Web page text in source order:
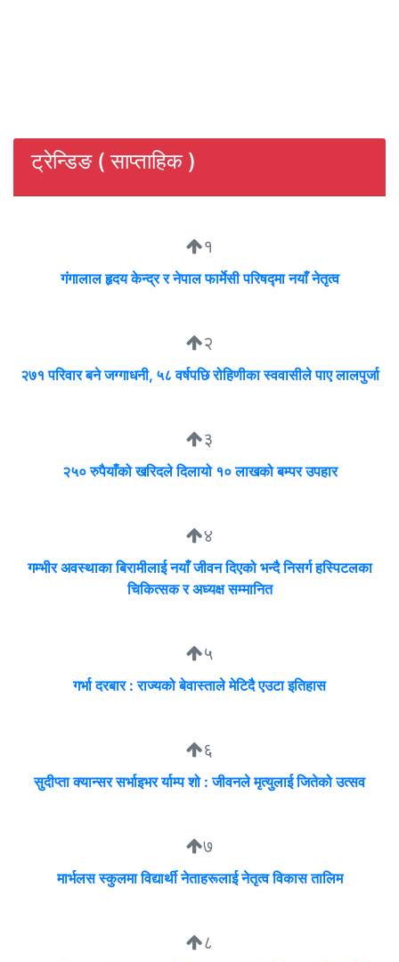
ट्रेन्डिङ ( साप्ताहिक )
१
गंगालाल हृदय केन्द्र र नेपाल फार्मेसी परिषद्मा नयाँ नेतृत्व
२
२७१ परिवार बने जग्गाधनी, ५८ वर्षपछि रोहिणीका स्ववासीले पाए लालपुर्जा
३
२५० रुपैयाँको खरिदले दिलायो १० लाखको बम्पर उपहार
४
गम्भीर अवस्थाका बिरामीलाई नयाँ जीवन दिएको भन्दै निसर्ग हस्पिटलका
चिकित्सक र अध्यक्ष सम्मानित
५
गर्भा दरबार : राज्यको बेवास्ताले मेटिदै एउटा इतिहास
६
सुदीप्ता क्यान्सर सर्भाइभर र्याम्प शो : जीवनले मृत्युलाई जितेको उत्सव
७
मार्भलस स्कुलमा विद्यार्थी नेताहरूलाई नेतृत्व विकास तालिम
८